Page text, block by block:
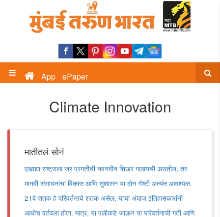
App ePaper
Climate Innovation
मातीतलं सोनं
एखाद्या राष्ट्राला जर प्रगतीची नवनवीन शिखरं गाठायची असतील, तर
मानवी संसाधनांचा विकास आणि सुशासन या दोन गोष्टी अत्यंत आवश्यक.
21वे शतक हे परिवर्तनाचे शतक असेल, याचा अंदाज इतिहासकारांनी
आधीच वर्तवला होता. मात्र, या पलीकडे जाऊन या परिवर्तनाची गती आणि